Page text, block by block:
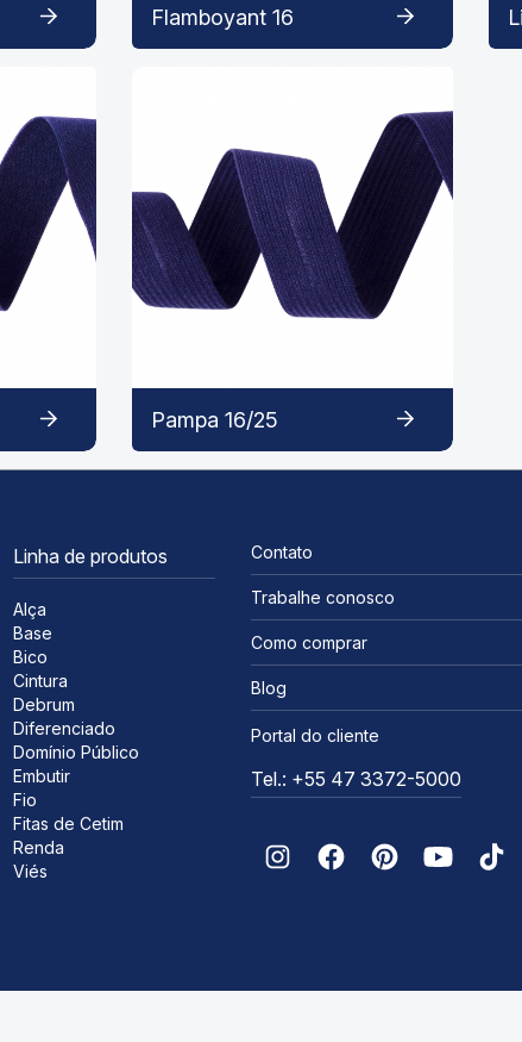
Flamboyant 16
Pampa 16/25
Linha de produtos
Alça
Base
Bico
Cintura
Debrum
Diferenciado
Domínio Público
Embutir
Fio
Fitas de Cetim
Renda
Viés
Contato
Trabalhe conosco
Como comprar
Blog
Portal do cliente
Tel.: +55 47 3372-5000